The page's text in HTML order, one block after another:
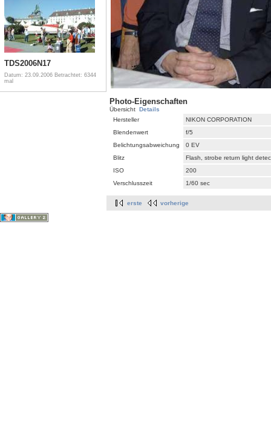
TDS2006N17
Datum: 23.09.2006 Betrachtet: 6344
mal
Photo-Eigenschaften
Übersicht Details
Hersteller
NIKON CORPORATION
Blendenwert
f/5
Belichtungsabweichung
0 EV
Blitz
Flash, strobe return light
ISO
200
Verschlusszeit
1/60 sec
erste vorherige